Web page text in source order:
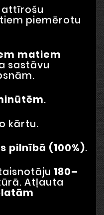
piemērotu
matiem
sastāvu
.
kārtu.
pilnībā (100%).
180–
Atļauta